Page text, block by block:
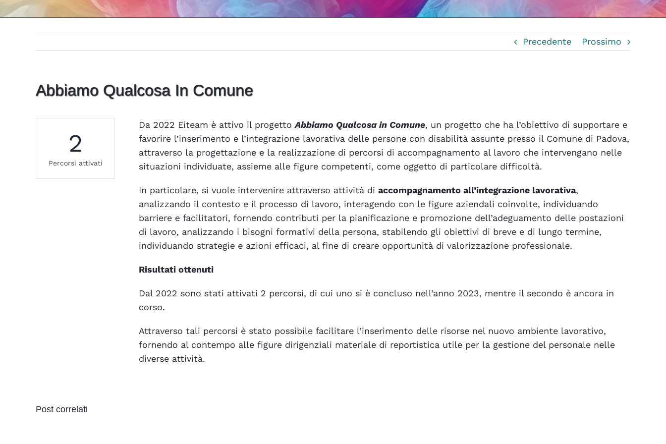
Precedente Prossimo
Abbiamo Qualcosa In Comune
2
Percorsi attivati
Da 2022 Eiteam è attivo il progettoAbbiamo Qualcosa in Comune, un progetto che ha l’obiettivo di supportare e
favorire l’inserimento e l’integrazione lavorativa delle persone con disabilità assunte presso il Comune di Padova,
attraverso la progettazione e la realizzazione di percorsi di accompagnamento al lavoro che intervengano nelle
situazioni individuate, assieme alle figure competenti, come oggetto di particolare difficoltà.
In particolare, si vuole intervenire attraverso attività di accompagnamento all’integrazione lavorativa,
analizzando il contesto e il processo di lavoro, interagendo con le figure aziendali coinvolte, individuando
barriere e facilitatori, fornendo contributi per la pianificazione e promozione dell’adeguamento delle postazioni
di lavoro, analizzando i bisogni formativi della persona, stabilendo gli obiettivi di breve e di lungo termine,
individuando strategie e azioni efficaci, al fine di creare opportunità di valorizzazione professionale.
Risultati ottenuti
Dal 2022 sono stati attivati 2 percorsi, di cui uno si è concluso nell’anno 2023, mentre il secondo è ancora in
corso.
Attraverso tali percorsi è stato possibile facilitare l’inserimento delle risorse nel nuovo ambiente lavorativo,
fornendo al contempo alle figure dirigenziali materiale di reportistica utile per la gestione del personale nelle
diverse attività.
Post correlati